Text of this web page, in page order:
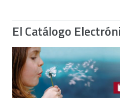
El Catálogo